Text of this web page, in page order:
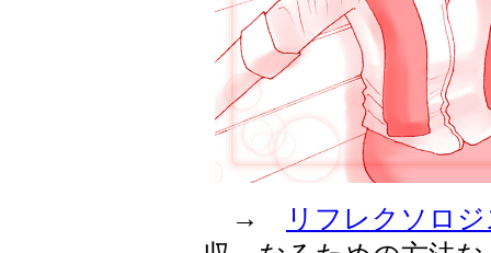
→
リフレクソロ